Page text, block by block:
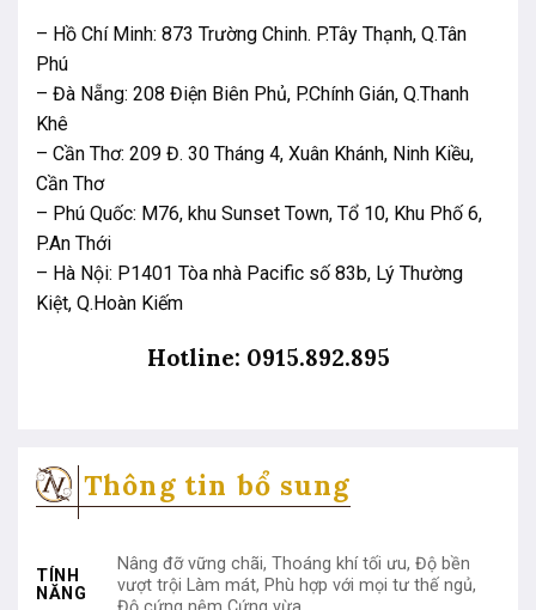
– Hồ Chí Minh: 873 Trường Chinh. P.Tây Thạnh, Q.Tân
Phú
– Đà Nẵng: 208 Điện Biên Phủ, P.Chính Gián, Q.Thanh
Khê
– Cần Thơ: 209 Đ. 30 Tháng 4, Xuân Khánh, Ninh Kiều,
Cần Thơ
– Phú Quốc: M76, khu Sunset Town, Tổ 10, Khu Phố 6,
P.An Thới
– Hà Nội: P1401 Tòa nhà Pacific số 83b, Lý Thường
Kiệt, Q.Hoàn Kiếm
Hotline: 0915.892.895
Thông tin bổ sung
TÍNH
NĂNG
Nâng đỡ vững chãi, Thoáng khí tối ưu, Độ bền
vượt trội Làm mát, Phù hợp với mọi tư thế ngủ,